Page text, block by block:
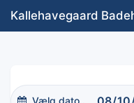
Kallehavegaard